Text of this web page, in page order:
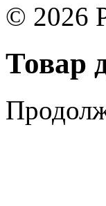
© 2026
Товар